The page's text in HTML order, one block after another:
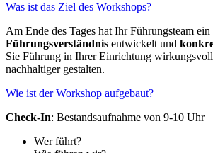
Was ist das Ziel des Workshops?
Am Ende des Tages hat Ihr Führungsteam ein
Führungsverständnis entwickelt und
Sie Führung in Ihrer Einrichtung
nachhaltiger gestalten.
Wie ist der Workshop aufgebaut?
Check-In: Bestandsaufnahme von 9-10 Uhr
Wer führt?